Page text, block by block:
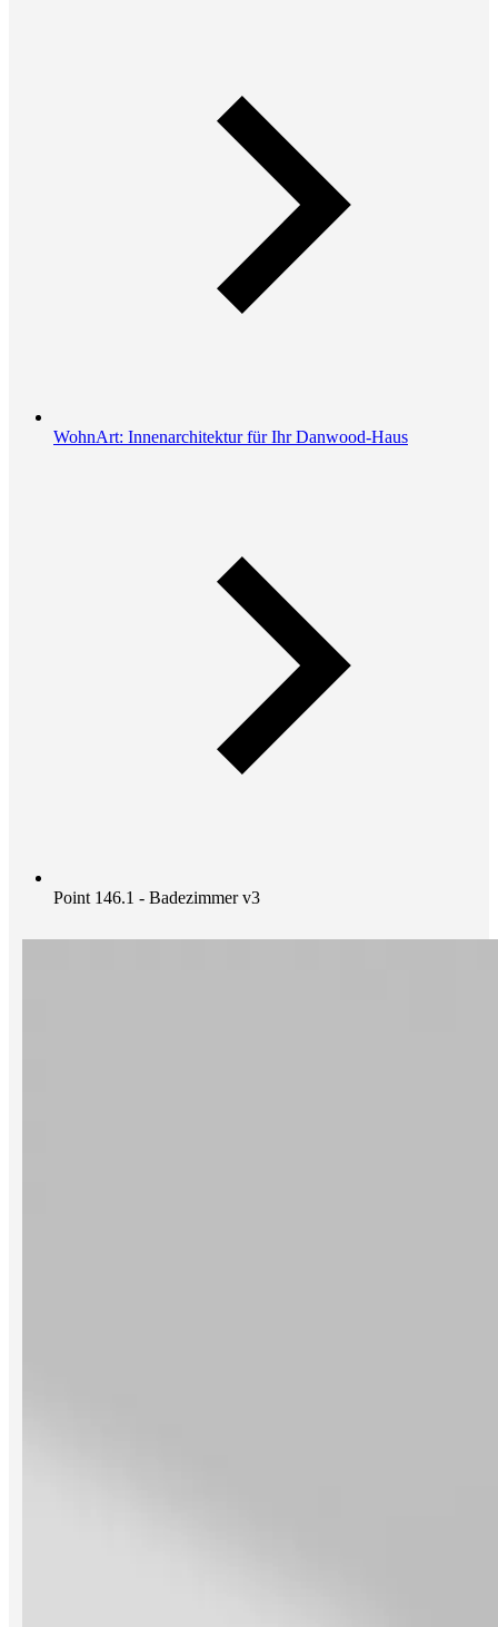
WohnArt: Innenarchitektur für Ihr Danwood-Haus
Point 146.1 - Badezimmer v3